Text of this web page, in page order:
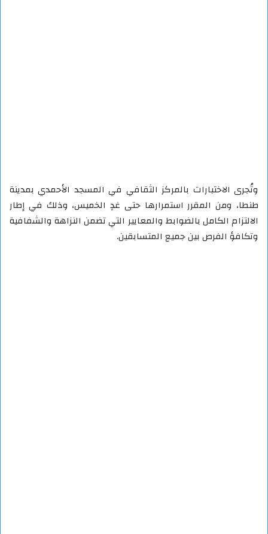
وتُجرى الاختبارات بالمركز الثقافي في المسجد الأحمدي بمدينة
طنطا، ومن المقرر استمرارها حتى غدٍ الخميس، وذلك في إطار
الالتزام الكامل بالضوابط والمعايير التي تضمن النزاهة والشفافية
وتكافؤ الفرص بين جميع المتسابقين.